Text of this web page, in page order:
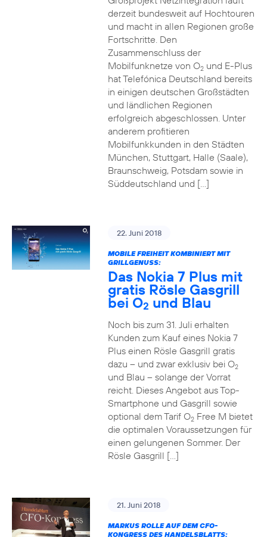
derzeit bundesweit auf Hochtouren
und macht in allen Regionen große
Fortschritte. Den
Zusammenschluss der
Mobilfunknetze von O2und E-Plus
hat Telefónica Deutschland bereits
in einigen deutschen Großstädten
und ländlichen Regionen
erfolgreich abgeschlossen. Unter
anderem profitieren
Mobilfunkkunden in den Städten
München, Stuttgart, Halle (Saale),
Braunschweig, Potsdam sowie in
Süddeutschland und […]
22. Juni 2018
MOBILE FREIHEIT KOMBINIERT MIT
GRILLGENUSS:
Das Nokia 7 Plus mit
gratis Rösle Gasgrill
bei O2 und Blau
Noch bis zum 31. Juli erhalten
Kunden zum Kauf eines Nokia 7
Plus einen Rösle Gasgrill gratis
dazu – und zwar exklusiv bei O2
und Blau – solange der Vorrat
reicht. Dieses Angebot aus Top-
Smartphone und Gasgrill sowie
optional dem Tarif O2Free M bietet
die optimalen Voraussetzungen für
einen gelungenen Sommer. Der
Rösle Gasgrill […]
21. Juni 2018
MARKUS ROLLE AUF DEM CFO-
KONGRESS DES HANDELSBLATTS: